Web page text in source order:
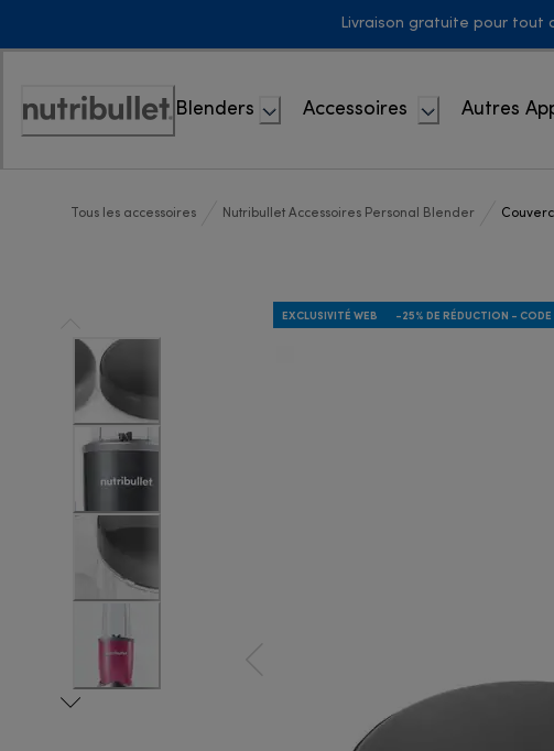
Livraison gratuite pour tout
Déclaration
Blenders Accessoires Autres
Tous les accessoires Nutribullet Accessoires Personal Blender
EXCLUSIVITÉ WEB -25% DE RÉDUCTION - CODE